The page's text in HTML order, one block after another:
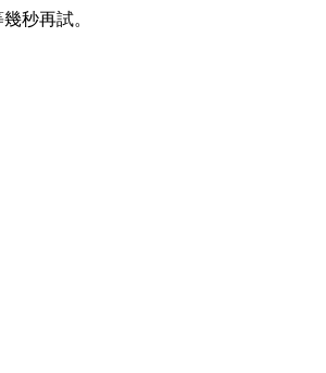
秒再試。